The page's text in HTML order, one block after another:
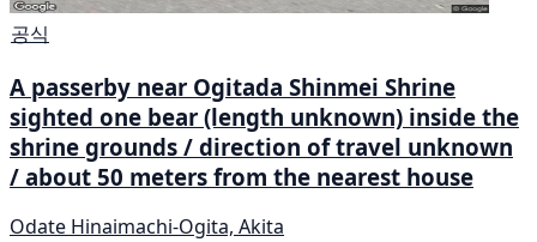
공식
A passerby near Ogitada Shinmei Shrine
sighted one bear (length unknown) inside the
shrine grounds / direction of travel unknown
/ about 50 meters from the nearest house
Odate Hinaimachi-Ogita, Akita